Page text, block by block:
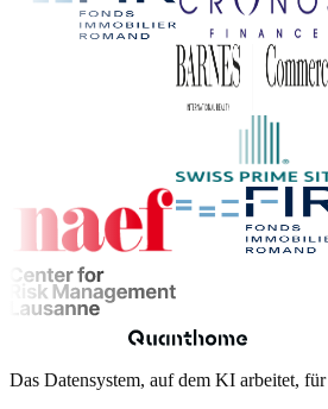
Das Datensystem, auf dem KI arbeitet,